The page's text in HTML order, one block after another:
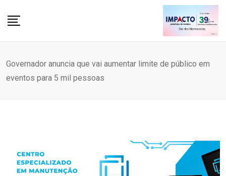
Governador anuncia que vai aumentar limite de público em
eventos para 5 mil pessoas